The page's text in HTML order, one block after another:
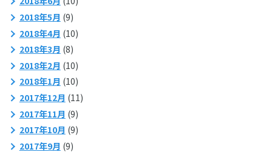
2018年5月 (9)
2018年4月 (10)
2018年3月 (8)
2018年2月 (10)
2018年1月 (10)
2017年12月 (11)
2017年11月 (9)
2017年10月 (9)
2017年9月 (9)